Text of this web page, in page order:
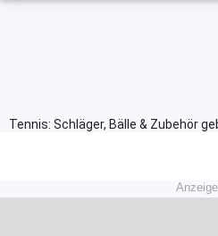
Tennis: Schläger, Bälle & Zubehör